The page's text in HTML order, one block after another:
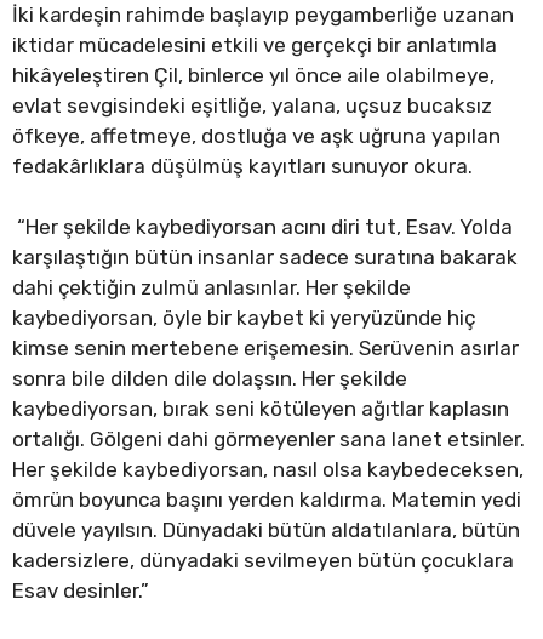
İki kardeşin rahimde başlayıp peygamberliğe uzanan
iktidar mücadelesini etkili ve gerçekçi bir anlatımla
hikâyeleştiren Çil, binlerce yıl önce aile olabilmeye,
evlat sevgisindeki eşitliğe, yalana, uçsuz bucaksız
öfkeye, affetmeye, dostluğa ve aşk uğruna yapılan
fedakârlıklara düşülmüş kayıtları sunuyor okura.
“Her şekilde kaybediyorsan acını diri tut, Esav. Yolda
karşılaştığın bütün insanlar sadece suratına bakarak
dahi çektiğin zulmü anlasınlar. Her şekilde
kaybediyorsan, öyle bir kaybet ki yeryüzünde hiç
kimse senin mertebene erişemesin. Serüvenin asırlar
sonra bile dilden dile dolaşsın. Her şekilde
kaybediyorsan, bırak seni kötüleyen ağıtlar kaplasın
ortalığı. Gölgeni dahi görmeyenler sana lanet etsinler.
Her şekilde kaybediyorsan, nasıl olsa kaybedeceksen,
ömrün boyunca başını yerden kaldırma. Matemin yedi
düvele yayılsın. Dünyadaki bütün aldatılanlara, bütün
kadersizlere, dünyadaki sevilmeyen bütün çocuklara
Esav desinler.”